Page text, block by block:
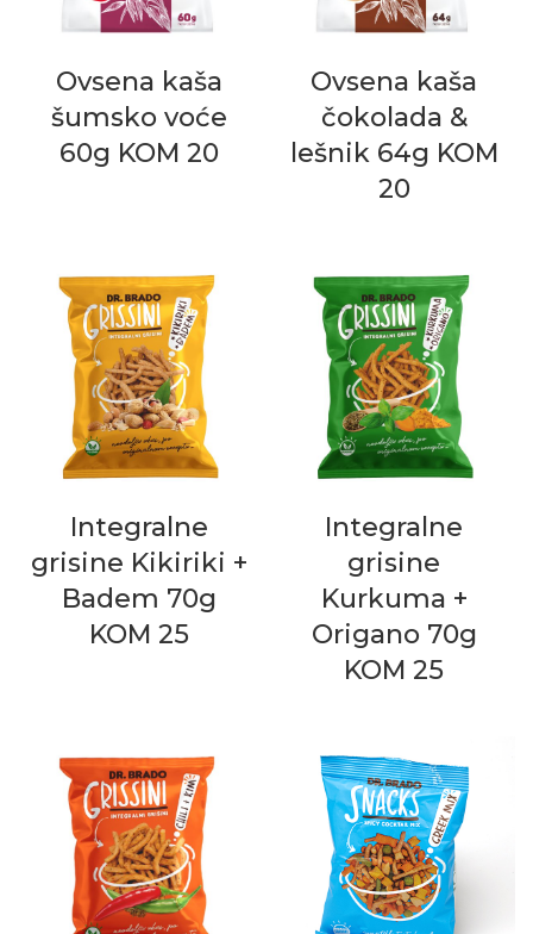
Ovsena kaša
šumsko voće
60g KOM 20
Ovsena kaša
čokolada &
lešnik 64g KOM
20
Integralne
grisine Kikiriki +
Badem 70g
KOM 25
Integralne
grisine
Kurkuma +
Origano 70g
KOM 25